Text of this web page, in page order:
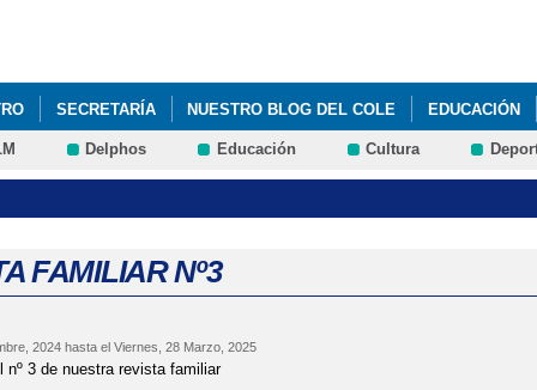
SECRETARÍA NUESTRO BLOG DEL COLE EDUCACIÓN
CENTRO 2023-2024 PLAN DIGITAL DE CENTRO 2025/2026
Delphos Educación Cultura
FAMILIAR Nº3
2024hasta el Viernes, 28 Marzo, 2025
nº 3 de nuestra revista familiar